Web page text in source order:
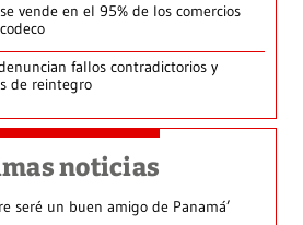
vende en el 95% de los comercios
fallos contradictorios y
de reintegro
noticias
seré un buen amigo de Panamá’